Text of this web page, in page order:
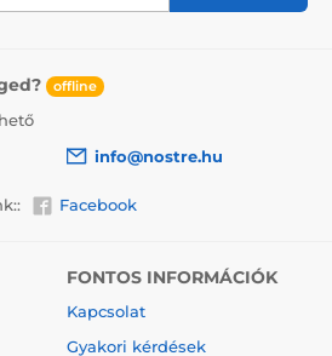
környezetkímélő, ezért
offline
info@nostre.hu
Facebook
FONTOS INFORMÁCIÓK
Kapcsolat
Gyakori kérdések